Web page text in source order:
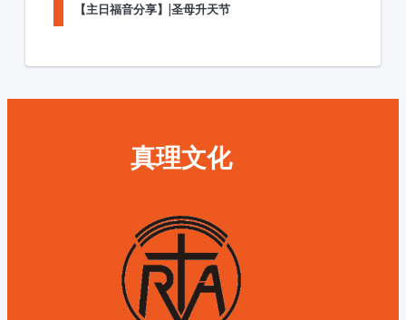
【主日福音分享】|圣母升天节
真理文化